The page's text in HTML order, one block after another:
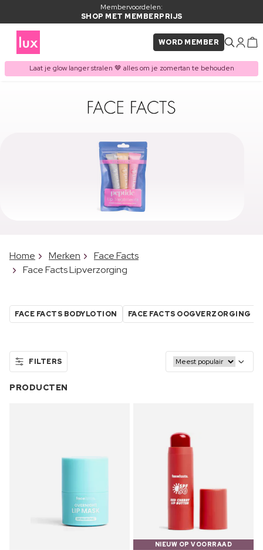
Membervoordelen:
SHOP MET MEMBERPRIJS
WORD MEMBER
Laat je glow langer stralen 🤎 alles om je zomertan te behouden
Home Merken
Face Facts
Face Facts Lipverzorging
FACE FACTS BODYLOTION FACE FACTS OOGVERZORGING
FILTERS
PRODUCTEN
NIEUW OP VOORRAAD